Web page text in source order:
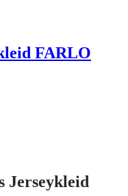
FARLO
Jerseykleid